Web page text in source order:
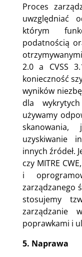
Proces
uwzględniać
którym
podatnością
2.0 a CVSS
konieczność
wyników
dla
używamy
uzyskiwanie
innych źródeł.
czy MITRE
i
zarządzanego
stosujemy
zarządzanie
poprawkami i
5. Naprawa